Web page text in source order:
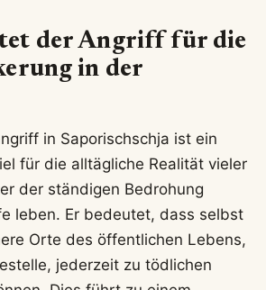
der Angriff für die
in der
in Saporischschja ist ein
für die alltägliche Realität vieler
der ständigen Bedrohung
leben. Er bedeutet, dass selbst
Orte des öffentlichen Lebens,
jederzeit zu tödlichen